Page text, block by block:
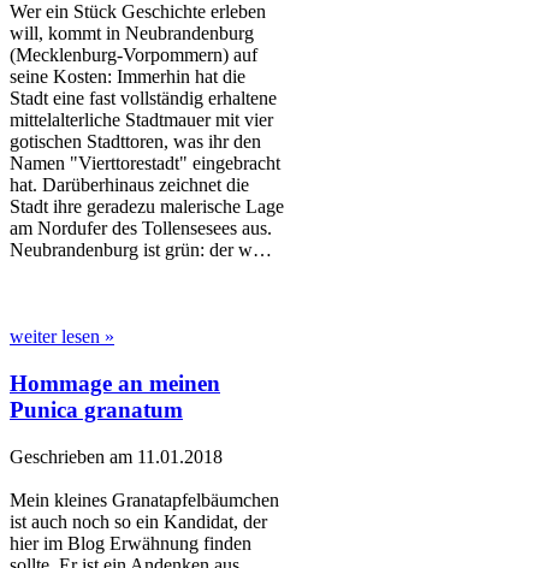
Wer ein Stück Geschichte erleben
will, kommt in Neubrandenburg
(Mecklenburg-Vorpommern) auf
seine Kosten: Immerhin hat die
Stadt eine fast vollständig erhaltene
mittelalterliche Stadtmauer mit vier
gotischen Stadttoren, was ihr den
Namen "Vierttorestadt" eingebracht
hat. Darüberhinaus zeichnet die
Stadt ihre geradezu malerische Lage
am Nordufer des Tollensesees aus.
Neubrandenburg ist grün: der w…
weiter lesen »
Hommage an meinen
Punica granatum
Geschrieben am 11.01.2018
Mein kleines Granatapfelbäumchen
ist auch noch so ein Kandidat, der
hier im Blog Erwähnung finden